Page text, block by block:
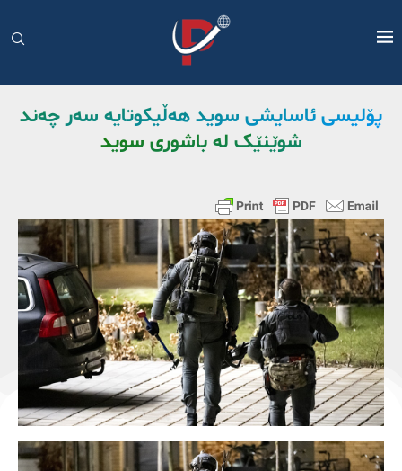
پۆلیسی ئاسایشی سوید هەڵیکوتایە سەر چەند
شوێنێک لە باشوری سوید